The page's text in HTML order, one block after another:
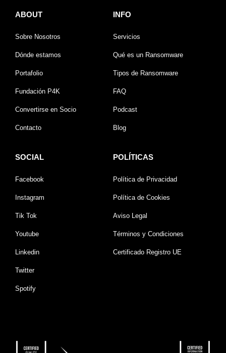
ABOUT
Sobre Nosotros
Dónde estamos
Portafolio
Fundación P4K
Convertirse en Socio
Contacto
INFO
Servicios
Qué es un Ransomware
Tipos de Ransomware
FAQ
Podcast
Blog
SOCIAL
Facebook
Instagram
Tik Tok
Youtube
Linkedin
Twitter
Spotify
POLÍTICAS
Política de Privacidad
Política de Cookies
Aviso Legal
Términos y Condiciones
Certificado Registro UE